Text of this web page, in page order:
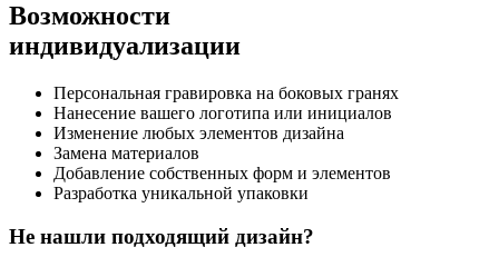
Возможности
индивидуализации
Персональная гравировка на боковых гранях
Нанесение вашего логотипа или инициалов
Изменение любых элементов дизайна
Замена материалов
Добавление собственных форм и элементов
Разработка уникальной упаковки
Не нашли подходящий дизайн?